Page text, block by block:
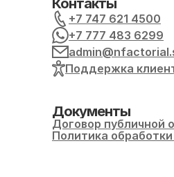
Контакты
+7 747 621 4500
+7 777 483 6299
Поддержка
Документы
Договор публичной
Политика